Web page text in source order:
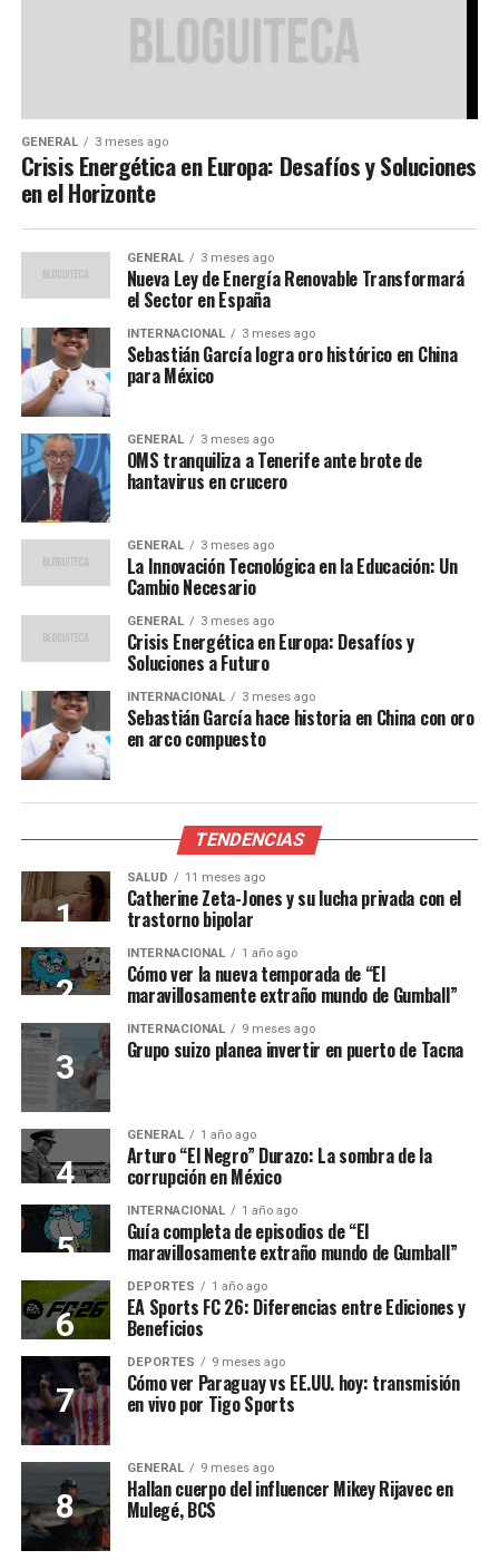
GENERAL 3 meses ago
Crisis Energética en Europa: Desafíos y Soluciones
en el Horizonte
GENERAL 3 meses ago
Nueva Ley de Energía Renovable Transformará
el Sector en España
INTERNACIONAL 3 meses ago
Sebastián García logra oro histórico en China
para México
GENERAL 3 meses ago
OMS tranquiliza a Tenerife ante brote de
hantavirus en crucero
GENERAL 3 meses ago
La Innovación Tecnológica en la Educación: Un
Cambio Necesario
GENERAL 3 meses ago
Crisis Energética en Europa: Desafíos y
Soluciones a Futuro
INTERNACIONAL 3 meses ago
Sebastián García hace historia en China con oro
en arco compuesto
TENDENCIAS
SALUD 11 meses ago
Catherine Zeta-Jones y su lucha privada con el
trastorno bipolar
INTERNACIONAL 1 año ago
Cómo ver la nueva temporada de “El
maravillosamente extraño mundo de Gumball”
INTERNACIONAL 9 meses ago
Grupo suizo planea invertir en puerto de Tacna
GENERAL 1 año ago
Arturo “El Negro” Durazo: La sombra de la
corrupción en México
INTERNACIONAL 1 año ago
Guía completa de episodios de “El
maravillosamente extraño mundo de Gumball”
DEPORTES 1 año ago
EA Sports FC 26: Diferencias entre Ediciones y
Beneficios
DEPORTES 9 meses ago
Cómo ver Paraguay vs EE.UU. hoy: transmisión
en vivo por Tigo Sports
GENERAL 9 meses ago
Hallan cuerpo del influencer Mikey Rijavec en
Mulegé, BCS